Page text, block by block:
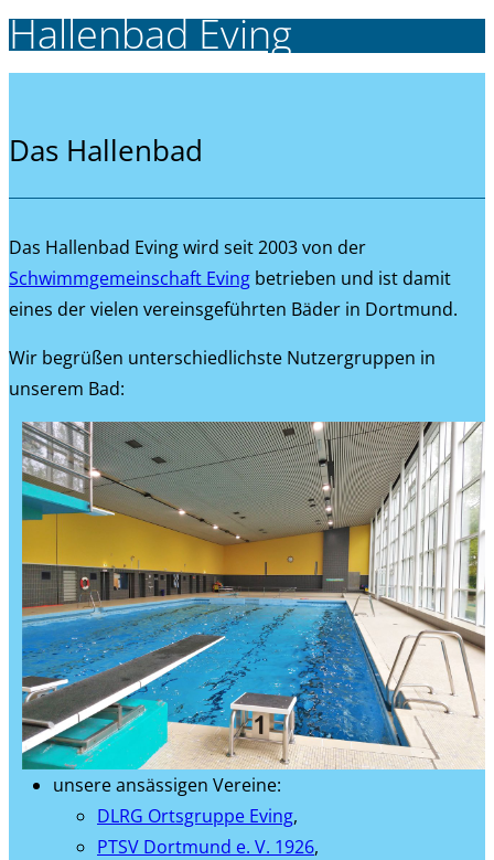
Hallenbad Eving
Das Hallenbad
Das Hallenbad Eving wird seit 2003 von der
Schwimmgemeinschaft Eving betrieben und ist damit
eines der vielen vereinsgeführten Bäder in Dortmund.
Wir begrüßen unterschiedlichste Nutzergruppen in
unserem Bad:
unsere ansässigen Vereine:
DLRG Ortsgruppe Eving,
PTSV Dortmund e. V. 1926,